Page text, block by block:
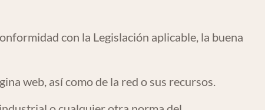
con la Legislación aplicable, la buena
web, así como de la red o sus recursos.